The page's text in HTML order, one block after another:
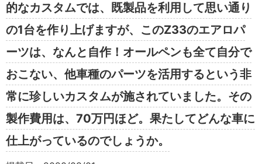
的なカスタムでは、既製品を利用して思い通り
の1台を作り上げますが、このZ33のエアロパ
ーツは、なんと自作！オールペンも全て自分で
おこない、他車種のパーツを活用するという非
常に珍しいカスタムが施されていました。その
製作費用は、70万円ほど。果たしてどんな車に
仕上がっているのでしょうか。